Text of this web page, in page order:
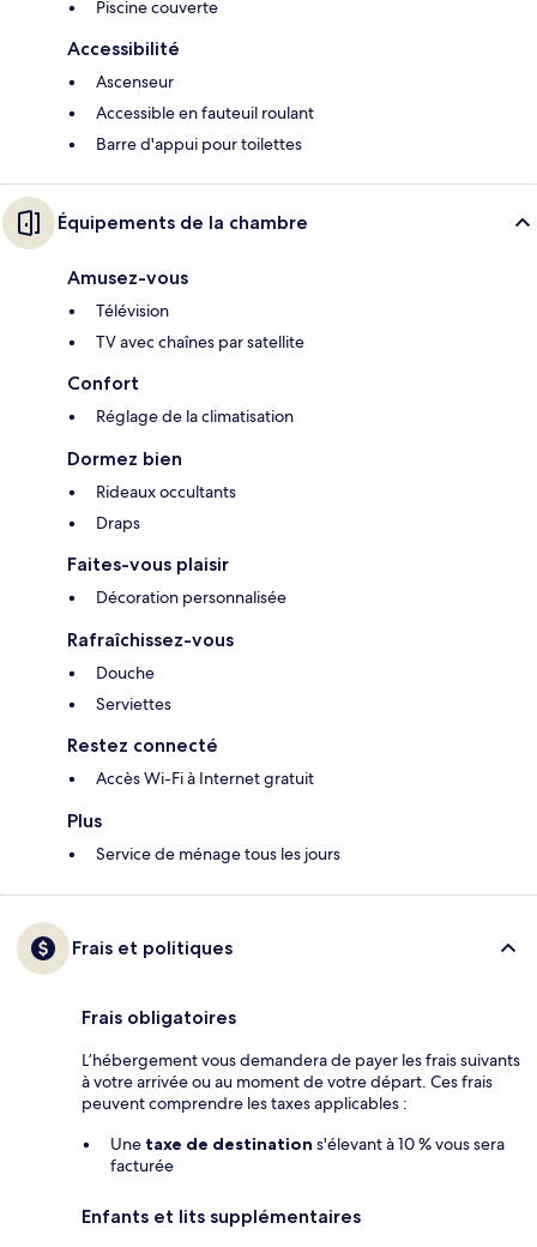
Piscine couverte
Accessibilité
Ascenseur
Accessible en fauteuil roulant
Barre d'appui pour toilettes
Équipements de la chambre
Amusez-vous
Télévision
TV avec chaînes par satellite
Confort
Réglage de la climatisation
Dormez bien
Rideaux occultants
Draps
Faites-vous plaisir
Décoration personnalisée
Rafraîchissez-vous
Douche
Serviettes
Restez connecté
Accès Wi-Fi à Internet gratuit
Plus
Service de ménage tous les jours
Frais et politiques
Frais obligatoires
L’hébergement vous demandera de payer les frais suivants
à votre arrivée ou au moment de votre départ. Ces frais
peuvent comprendre les taxes applicables :
Une taxe de destination s'élevant à 10 % vous sera
facturée
Enfants et lits supplémentaires